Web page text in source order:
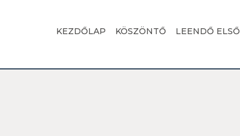
KEZDŐLAP KÖSZÖNTŐ LEENDŐ